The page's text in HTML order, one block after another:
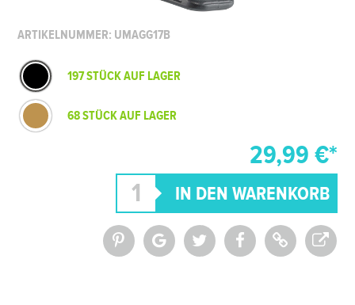
ARTIKELNUMMER: UMAGG17B
197 STÜCK AUF LAGER
68 STÜCK AUF LAGER
29,99 €*